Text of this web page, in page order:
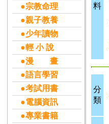
●宗教命理
●親子教養
●少年讀物
●輕 小 說
●漫 畫
●語言學習
●考試用書
●電腦資訊
●專業書籍
料
分
類